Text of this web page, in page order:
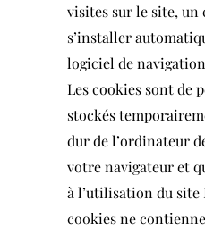
visites sur le site, un
s’installer
logiciel de
Les cookies sont de
stockés
dur de l’ordinateur
votre navigateur et
à l’utilisation du site
cookies ne